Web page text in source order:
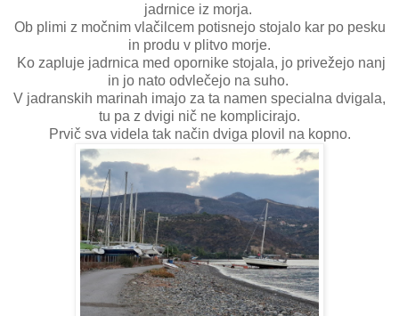
jadrnice iz morja.
Ob plimi z močnim vlačilcem potisnejo stojalo kar po pesku
in produ v plitvo morje.
Ko zapluje jadrnica med opornike stojala, jo privežejo nanj
in jo nato odvlečejo na suho.
V jadranskih marinah imajo za ta namen specialna dvigala,
tu pa z dvigi nič ne komplicirajo.
Prvič sva videla tak način dviga plovil na kopno.